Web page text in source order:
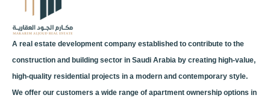
A real estate development company established to contribute to the
construction and building sector in Saudi Arabia by creating high-value,
high-quality residential projects in a modern and contemporary style.
We offer our customers a wide range of apartment ownership options in